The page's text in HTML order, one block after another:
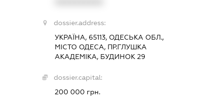
dossier.address:
УКРАЇНА, 65113, ОДЕСЬКА ОБЛ.,
МІСТО ОДЕСА, ПР.ГЛУШКА
АКАДЕМІКА, БУДИНОК 29
dossier.capital:
200 000 грн.